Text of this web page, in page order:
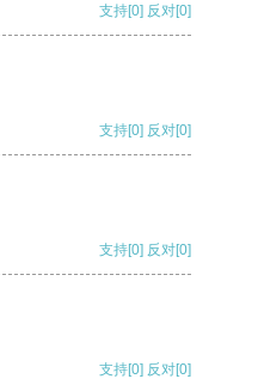
支持[0] 反对[0]
支持[0] 反对[0]
支持[0] 反对[0]
支持[0] 反对[0]